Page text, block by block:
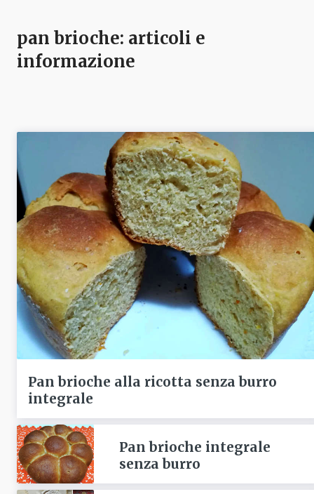
pan brioche: articoli e
informazione
Pan brioche alla ricotta senza burro
integrale
Pan brioche integrale
senza burro